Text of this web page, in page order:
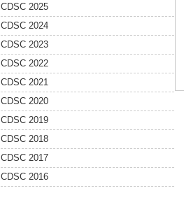
CDSC 2025
CDSC 2024
CDSC 2023
CDSC 2022
CDSC 2021
CDSC 2020
CDSC 2019
CDSC 2018
CDSC 2017
CDSC 2016